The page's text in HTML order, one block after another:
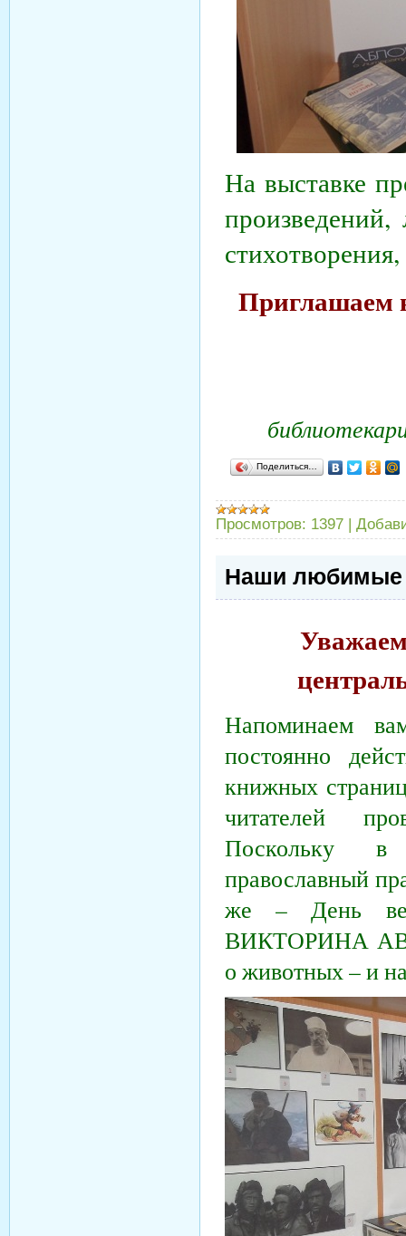
На выставке
произведений,
Приглашаем
Поделиться…
Просмотров: 1397 |
Наши любимые
Напоминаем
постоянно
книжных
читателей
Поскольку в
православный
же – День
ВИКТОРИНА
о животных – и